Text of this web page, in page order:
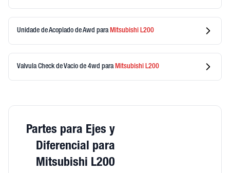
Unidade de Acoplado de Awd para Mitsubishi L200
Valvula Check de Vacio de 4wd para Mitsubishi L200
Partes para Ejes y
Diferencial para
Mitsubishi L200